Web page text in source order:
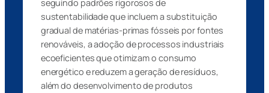
seguindo padrões rigorosos de
sustentabilidade que incluem a substituição
gradual de matérias-primas fósseis por fontes
renováveis, a adoção de processos industriais
ecoeficientes que otimizam o consumo
energético e reduzem a geração de resíduos,
além do desenvolvimento de produtos